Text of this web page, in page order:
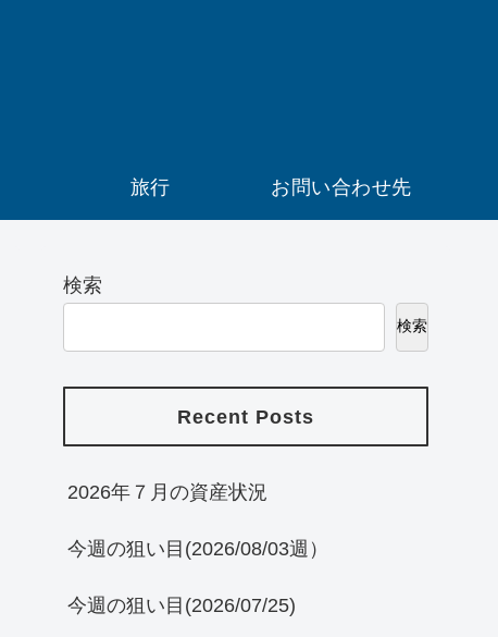
旅行 お問い合わせ先
検索
検索
Recent Posts
2026年７月の資産状況
今週の狙い目(2026/08/03週）
今週の狙い目(2026/07/25)